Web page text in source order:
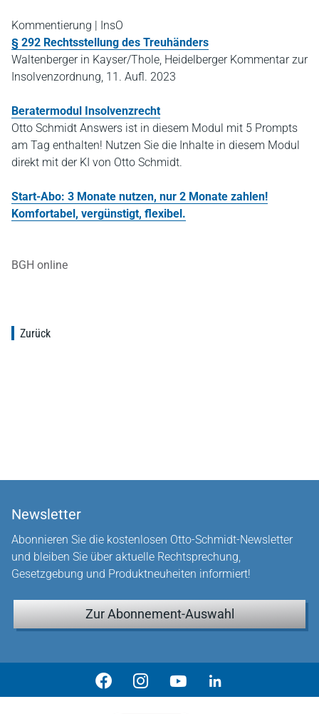
Kommentierung | InsO
§ 292 Rechtsstellung des Treuhänders
Waltenberger in Kayser/Thole, Heidelberger Kommentar zur
Insolvenzordnung, 11. Aufl. 2023
Beratermodul Insolvenzrecht
Otto Schmidt Answers ist in diesem Modul mit 5 Prompts
am Tag enthalten! Nutzen Sie die Inhalte in diesem Modul
direkt mit der KI von Otto Schmidt.
Start-Abo: 3 Monate nutzen, nur 2 Monate zahlen!
Komfortabel, vergünstigt, flexibel.
BGH online
Zurück
Newsletter
Abonnieren Sie die kostenlosen Otto-Schmidt-Newsletter
und bleiben Sie über aktuelle Rechtsprechung,
Gesetzgebung und Produktneuheiten informiert!
Zur Abonnement-Auswahl